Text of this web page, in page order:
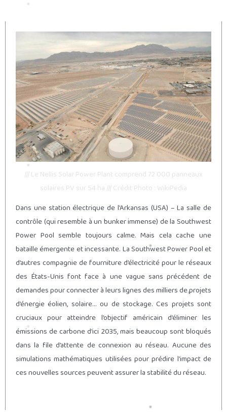
/// Le Nellis Solar Power Plant comprend 72 000 panneaux
solaires PV sur 54 ha /// Crédit Photo : WikiPedia
Dans une station électrique de l’Arkansas (USA) – La salle de
contrôle (qui resemble à un bunker immense) de la Southwest
Power Pool semble toujours calme. Mais cela cache une
bataille émergente et incessante. La Southwest Power Pool et
d’autres compagnie de fourniture d’électricité pour le réseaux
des États-Unis font face à une vague sans précédent de
demandes pour connecter à leurs lignes des milliers de projets
d’énergie éolien, solaire… ou de stockage. Ces projets sont
cruciaux pour atteindre l’objectif américain d’éliminer les
émissions de carbone d’ici 2035, mais beaucoup sont bloqués
dans la file d’attente de connexion au réseau. Aucune des
simulations mathématiques utilisées pour prédire l’impact de
ces nouvelles sources peuvent assurer la stabilité du réseau.